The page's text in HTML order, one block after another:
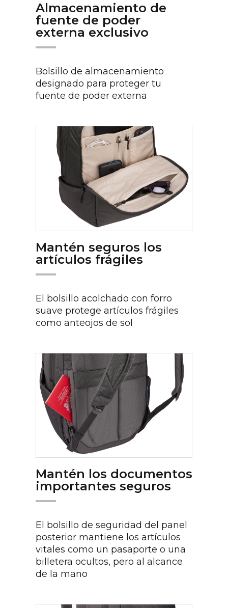
Almacenamiento de
fuente de poder
externa exclusivo
Bolsillo de almacenamiento
designado para proteger tu
fuente de poder externa
Mantén seguros los
artículos frágiles
El bolsillo acolchado con forro
suave protege artículos frágiles
como anteojos de sol
Mantén los documentos
importantes seguros
El bolsillo de seguridad del panel
posterior mantiene los artículos
vitales como un pasaporte o una
billetera ocultos, pero al alcance
de la mano